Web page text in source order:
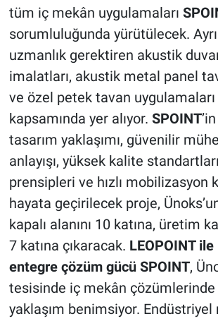
tüm iç mekân uygulamaları
sorumluluğunda yürütülecek.
uzmanlık gerektiren akustik
imalatları, akustik metal panel
ve özel petek tavan
kapsamında yer alıyor. SPOINT
tasarım yaklaşımı, güvenilir
anlayışı, yüksek kalite
prensipleri ve hızlı mobilizasyon
hayata geçirilecek proje,
kapalı alanını 10 katına, üretim
7 katına çıkaracak. LEOPOINT
entegre çözüm gücü SPOINT,
tesisinde iç mekân
yaklaşım benimsiyor. Endüstriyel